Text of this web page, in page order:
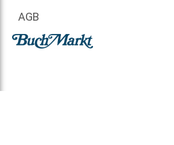
AGB